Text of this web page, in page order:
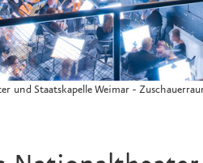
und Staatskapelle Weimar -